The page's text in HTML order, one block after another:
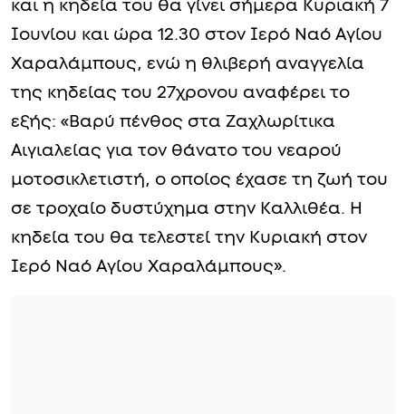
και η κηδεία του θα γίνει σήμερα Κυριακή 7
Ιουνίου και ώρα 12.30 στον Ιερό Ναό Αγίου
Χαραλάμπους, ενώ η θλιβερή αναγγελία
της κηδείας του 27χρονου αναφέρει το
εξής: «Βαρύ πένθος στα Ζαχλωρίτικα
Αιγιαλείας για τον θάνατο του νεαρού
μοτοσικλετιστή, ο οποίος έχασε τη ζωή του
σε τροχαίο δυστύχημα στην Καλλιθέα. Η
κηδεία του θα τελεστεί την Κυριακή στον
Ιερό Ναό Αγίου Χαραλάμπους».